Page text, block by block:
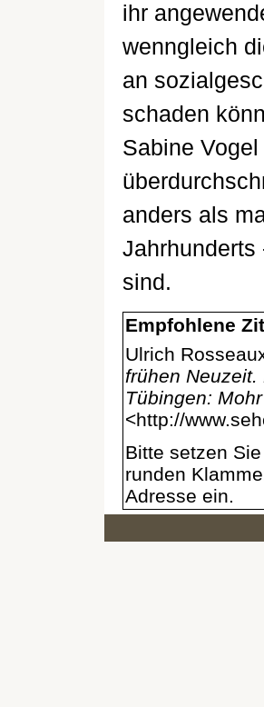
ihr
wenngleich
an
schaden
Sabine
anders als
sind.
Empfohlene
Ulrich
frühen
Tübingen:
<http://
Bitte setzen
runden
Adresse ein.